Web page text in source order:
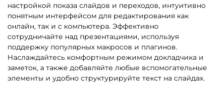
настройкой показа слайдов и переходов, интуитивно
понятным интерфейсом для редактирования как
онлайн, так и с компьютера. Эффективно
сотрудничайте над презентациями, используя
поддержку популярных макросов и плагинов.
Наслаждайтесь комфортным режимом докладчика и
заметок, а также добавляйте любые вспомогательные
элементы и удобно структурируйте текст на слайдах.